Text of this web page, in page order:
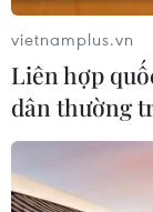
chính của Triều
vietnamplus.vn
Liên hợp
dân thường